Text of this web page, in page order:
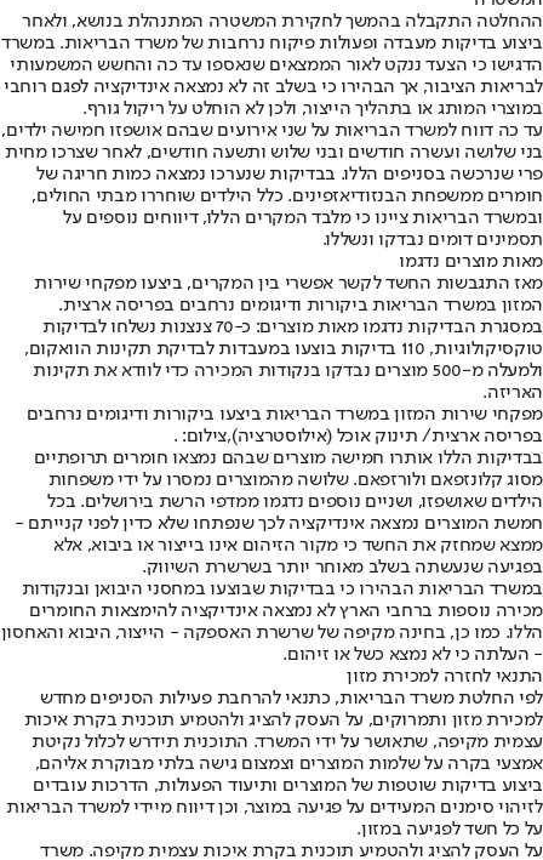
ההחלטה התקבלה בהמשך לחקירת המשטרה המתנהלת בנושא, ולאחר
ביצוע בדיקות מעבדה ופעולות פיקוח נרחבות של משרד הבריאות. במשרד
הדגישו כי הצעד ננקט לאור הממצאים שנאספו עד כה והחשש המשמעותי
לבריאות הציבור, אך הבהירו כי בשלב זה לא נמצאה אינדיקציה לפגם רוחבי
במוצרי המותג או בתהליך הייצור, ולכן לא הוחלט על ריקול גורף.
עד כה דווח למשרד הבריאות על שני אירועים שבהם אושפזו חמישה ילדים,
בני שלושה ועשרה חודשים ובני שלוש ותשעה חודשים, לאחר שצרכו מחית
פרי שנרכשה בסניפים הללו. בבדיקות שנערכו נמצאה כמות חריגה של
חומרים ממשפחת הבנזודיאזפינים. כלל הילדים שוחררו מבתי החולים,
ובמשרד הבריאות ציינו כי מלבד המקרים הללו, דיווחים נוספים על
תסמינים דומים נבדקו ונשללו.
מאות מוצרים נדגמו
מאז התגבשות החשד לקשר אפשרי בין המקרים, ביצעו מפקחי שירות
המזון במשרד הבריאות ביקורות ודיגומים נרחבים בפריסה ארצית.
במסגרת הבדיקות נדגמו מאות מוצרים: כ-70 צנצנות נשלחו לבדיקות
טוקסיקולוגיות, 110 בדיקות בוצעו במעבדות לבדיקת תקינות הוואקום,
ולמעלה מ-500 מוצרים נבדקו בנקודות המכירה כדי לוודא את תקינות
האריזה.
מפקחי שירות המזון במשרד הבריאות ביצעו ביקורות ודיגומים נרחבים
בפריסה ארצית/ תינוק אוכל (אילוסטרציה),צילום: .
בבדיקות הללו אותרו חמישה מוצרים שבהם נמצאו חומרים תרופתיים
מסוג קלונזפאם ולורזפאם. שלושה מהמוצרים נמסרו על ידי משפחות
הילדים שאושפזו, ושניים נוספים נדגמו ממדפי הרשת בירושלים. בכל
חמשת המוצרים נמצאה אינדיקציה לכך שנפתחו שלא כדין לפני קנייתם -
ממצא שמחזק את החשד כי מקור הזיהום אינו בייצור או ביבוא, אלא
בפגיעה שנעשתה בשלב מאוחר יותר בשרשרת השיווק.
במשרד הבריאות הבהירו כי בבדיקות שבוצעו במחסני היבואן ובנקודות
מכירה נוספות ברחבי הארץ לא נמצאה אינדיקציה להימצאות החומרים
הללו. כמו כן, בחינה מקיפה של שרשרת האספקה - הייצור, היבוא והאחסון
- העלתה כי לא נמצא כשל או זיהום.
התנאי לחזרה למכירת מזון
לפי החלטת משרד הבריאות, כתנאי להרחבת פעילות הסניפים מחדש
למכירת מזון ותמרוקים, על העסק להציג ולהטמיע תוכנית בקרת איכות
עצמית מקיפה, שתאושר על ידי המשרד. התוכנית תידרש לכלול נקיטת
אמצעי בקרה על שלמות המוצרים וצמצום גישה בלתי מבוקרת אליהם,
ביצוע בדיקות שוטפות של המוצרים ותיעוד הפעולות, הדרכות עובדים
לזיהוי סימנים המעידים על פגיעה במוצר, וכן דיווח מיידי למשרד הבריאות
על כל חשד לפגיעה במזון.
על העסק להציג ולהטמיע תוכנית בקרת איכות עצמית מקיפה. משרד